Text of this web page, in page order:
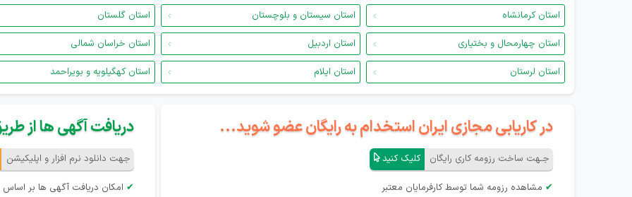
استان کرمانشاه
استان سیستان و بلوچستان استان گلستان
استان چهارمحال و بختیاری
استان اردبیل استان خراسان شمالی
استان لرستان
استان ایلام استان کهگیلویه و بویراحمد
در کاریابی مجازی ایران استخدام به رایگان عضو شوید...
جـهت ساخت رزومه کاری رایگان کلیک کنید
✔ مشاهده رزومه شما توسط کارفرمایان معتبر
دریافت آگهی ها از
جهت دانلود نرم افزار و اپلیکیشن
✔ امکان دریافت آگهی ها بر